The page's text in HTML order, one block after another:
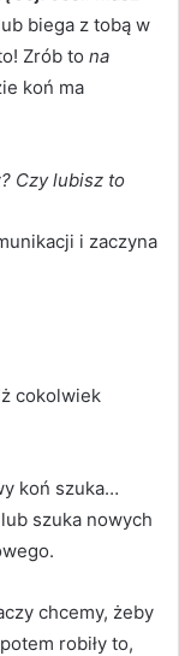
biega z tobą w
Zrób to na
koń ma
Czy lubisz to
i zaczyna
cokolwiek
koń szuka…
szuka nowych
chcemy, żeby
robiły to,